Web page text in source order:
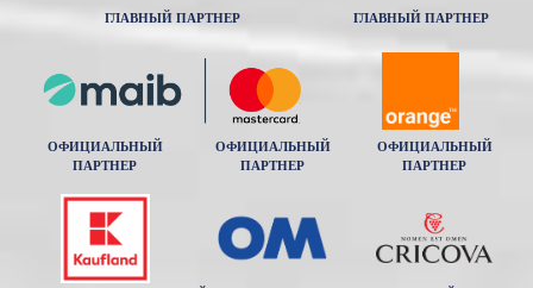
ГЛАВНЫЙ ПАРТНЕР ГЛАВНЫЙ ПАРТНЕР
ОФИЦИАЛЬНЫЙ
ПАРТНЕР
ОФИЦИАЛЬНЫЙ
ПАРТНЕР
ОФИЦИАЛЬНЫЙ
ПАРТНЕР